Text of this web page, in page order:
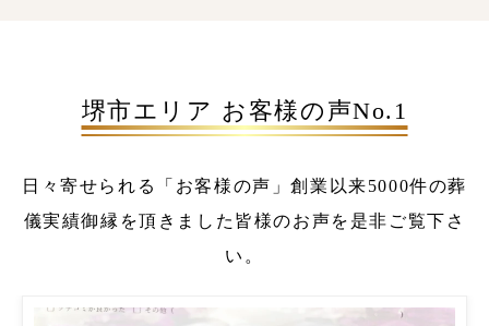
堺市エリア お客様の声No.1
日々寄せられる「お客様の声」創業以来5000件の葬
儀実績御縁を頂きました皆様のお声を是非ご覧下さ
い。